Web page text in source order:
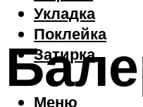
Укладка
Поклейка
Затирка
Меню